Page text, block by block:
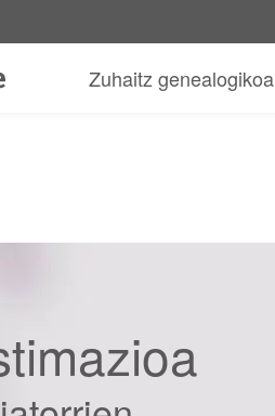
Zuhaitz genealogikoa